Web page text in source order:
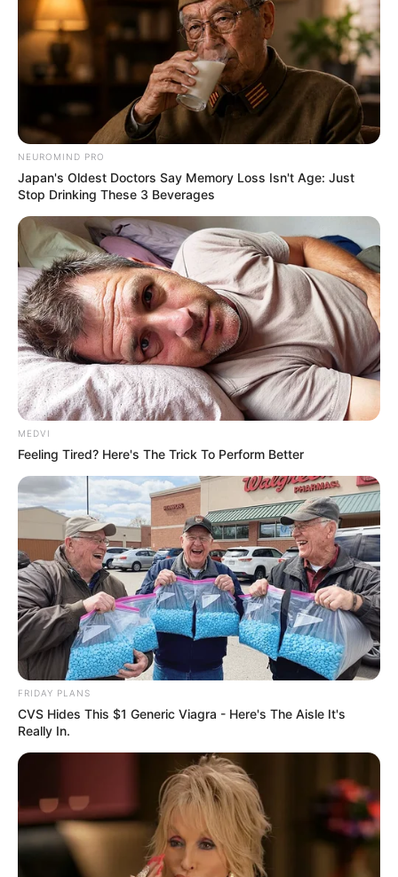
NEUROMIND PRO
Japan's Oldest Doctors Say Memory Loss Isn't Age: Just
Stop Drinking These 3 Beverages
MEDVI
Feeling Tired? Here's The Trick To Perform Better
FRIDAY PLANS
CVS Hides This $1 Generic Viagra - Here's The Aisle It's
Really In.